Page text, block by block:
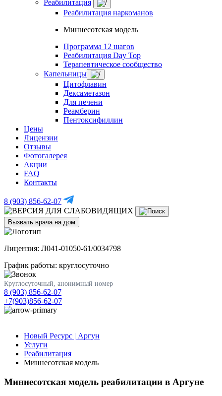
Реабилитация
Реабилитация наркоманов
Миннесотская модель
Программа 12 шагов
Реабилитация Day Top
Терапевтическое сообщество
Капельницы
Цитофлавин
Дексаметазон
Для печени
Реамберин
Пентоксифиллин
Цены
Лицензии
Отзывы
Фотогалерея
Акции
FAQ
Контакты
8 (903) 856-62-07
Вызвать врача на дом
Лицензия: Л041-01050-61/0034798
График работы: круглосуточно
Круглосуточный, анонимный номер
8 (903) 856-62-07
+7(903)856-62-07
Новый Ресурс | Аргун
Услуги
Реабилитация
Миннесотская модель
Миннесотская модель реабилитации в Аргуне